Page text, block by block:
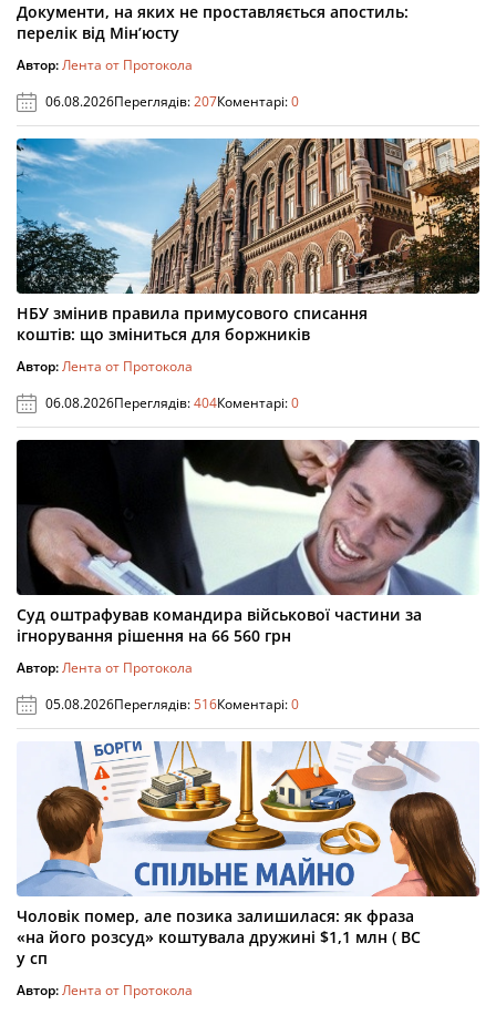
Документи, на яких не проставляється апостиль:
перелік від Мін’юсту
Автор:Лента от Протокола
06.08.2026Переглядів:207Коментарі:0
НБУ змінив правила примусового списання
коштів: що зміниться для боржників
Автор:Лента от Протокола
06.08.2026Переглядів:404Коментарі:0
Суд оштрафував командира військової частини за
ігнорування рішення на 66 560 грн
Автор:Лента от Протокола
05.08.2026Переглядів:516Коментарі:0
Чоловік помер, але позика залишилася: як фраза
«на його розсуд» коштувала дружині $1,1 млн ( ВС
у сп
Автор:Лента от Протокола